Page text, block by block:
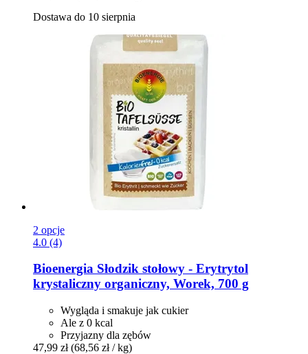
Dostawa do 10 sierpnia
2 opcje
4.0 (4)
Bioenergia Słodzik stołowy -​ Erytrytol
krystaliczny organiczny, Worek, 700 g
Wygląda i smakuje jak cukier
Ale z 0 kcal
Przyjazny dla zębów
47,99 zł (68,56 zł / kg)